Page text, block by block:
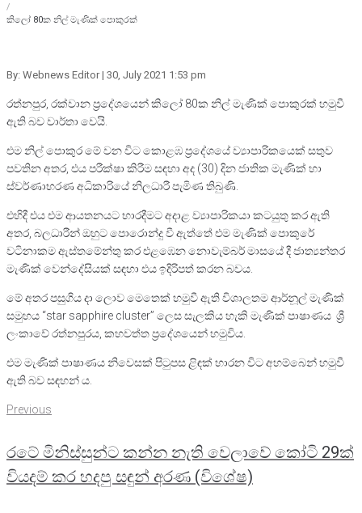
/
කිලෝ 80ක නිල් මැණික් පොකුරක්
By: Webnews Editor | 30, July 2021 1:53 pm
රත්නපුර, රක්වාන ප්‍රදේශයෙන් කිලෝ 80ක නිල් මැණික් පොකුරක් හමුවී
ඇති බව වාර්තා වෙයි.
එම නිල් පොකුර මේ වන විට කොළඹ ප්‍රදේශයේ ව්‍යාපාරිකයෙක් සතුව
පවතින අතර, එය පරීක්ෂා කිරීම සඳහා අද (30) දින ජාතික මැණික් හා
ස්වර්ණාභරණ අධිකාරියේ නිලධාරී පැමිණ තිබුණි.
එහිදී එය එම ආයතනයට භාරදීමට අදාළ ව්‍යාපාරිකයා කටයුතු කර ඇති
අතර, බලධාරීන් ඔහුට පොරොන්දු වී ඇත්තේ එම මැණික් පොකුරේ
වටිනාකම ඇස්තමේන්තු කර එළඹෙන නොවැම්බර් මාසයේ දී ජාත්‍යන්තර
මැණික් වෙන්දේසියක් සඳහා එය ඉදිරිපත් කරන බවය.
මේ අතර පසුගිය දා ලොව මෙතෙක් හමුවී ඇති විශාලතම ආර්නූල් මැණික්
සමුහය “star sapphire cluster” ලෙස සැලකිය හැකි මැණික් පාෂාණය ශ්‍රී
ලංකාවේ රත්නපුරය, කහවත්ත ප්‍රදේශයෙන් හමුවිය.
එම මැණික් පාෂාණය නිවෙසක් පිටුපස ළිඳක් හාරන විට අහම්බෙන් හමුවී
ඇති බව සඳහන් ය.
Post
navigation
Previous
Previous
රටේ මිනිස්සුන්ට කන්න නැති වෙලාවේ කෝටි 29ක්
වියදම් කර හදපු සඳුන් අරණ (විශේෂ)